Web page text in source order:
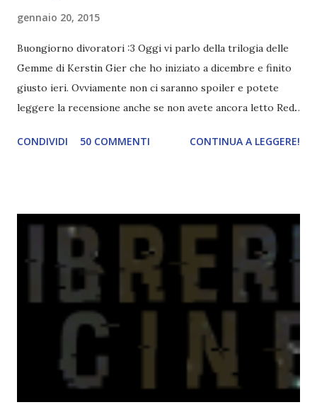
gennaio 20, 2015
Buongiorno divoratori :3 Oggi vi parlo della trilogia delle
Gemme di Kerstin Gier che ho iniziato a dicembre e finito
giusto ieri. Ovviamente non ci saranno spoiler e potete
leggere la recensione anche se non avete ancora letto Red.
Green sono state delle letture molto piacevoli ma non
potete capire le mie aspettative! Innanzitutto, se la Gier o
probabilmente lo avrei apprezzato molto di più. Red è
molto introduttivo, nel senso che in trecento pagine non
succede un bel niente. E non ha nemmeno un finale ._.
finisce esattamente nel bel mezzo della storia (anzi, quale
"mezzo" della storia? Questa storia ha praticamente solo
CONDIVIDI 50 COMMENTI CONTINUA A LEGGERE!